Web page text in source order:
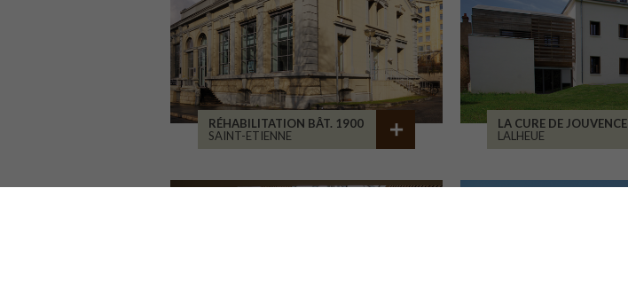
RÉHABILITATION BÂT. 1900
SAINT-ETIENNE
LA CURE DE JOUVENCE
LALHEUE